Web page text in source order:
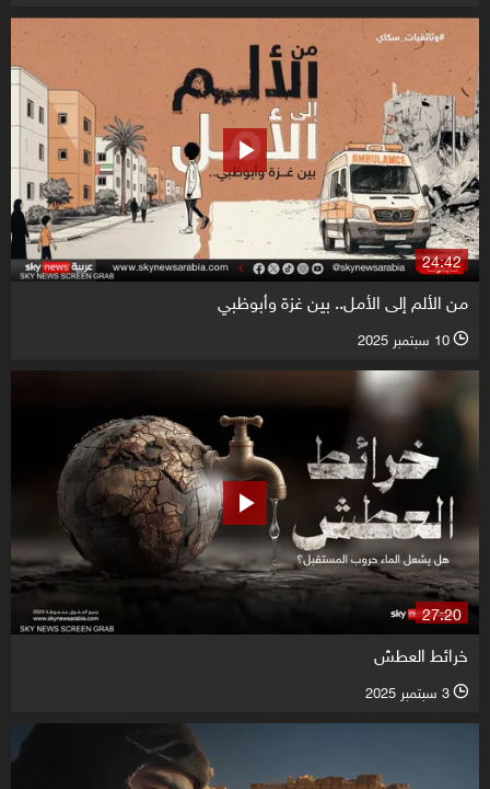
24:42
من الألم إلى الأمل.. بين غزة وأبوظبي
l 10 سبتمبر 2025
27:20
خرائط العطش
l 3 سبتمبر 2025